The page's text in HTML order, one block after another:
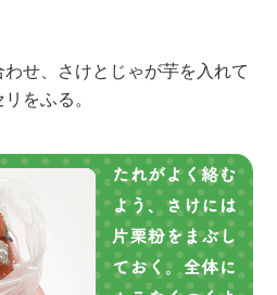
せ、さけとじゃが芋を入れて
をふる。